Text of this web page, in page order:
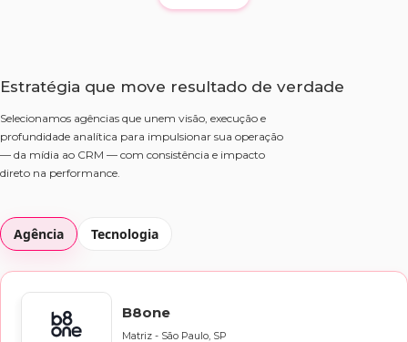
Estratégia que move resultado de verdade
Selecionamos agências que unem visão, execução e
profundidade analítica para impulsionar sua operação
— da mídia ao CRM — com consistência e impacto
direto na performance.
Agência Tecnologia
B8one
Matriz - São Paulo, SP